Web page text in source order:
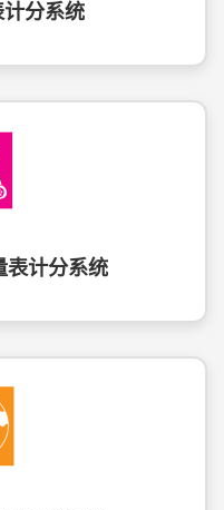
分系统
表计分系统